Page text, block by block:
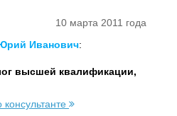
10 марта 2011 года
Иванович:
высшей квалификации,